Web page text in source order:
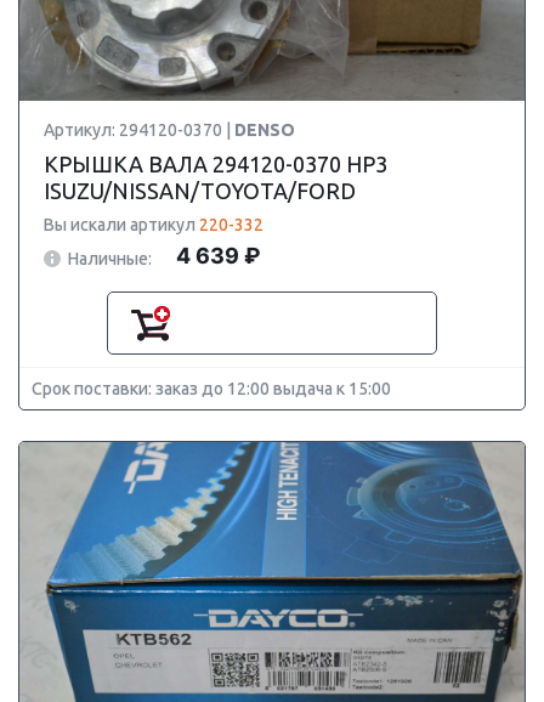
Артикул: 294120-0370 | DENSO
КРЫШКА ВАЛА 294120-0370 HP3
ISUZU/NISSAN/TOYOTA/FORD
Вы искали артикул 220-332
Наличные:
4 639 ₽
Срок поставки: заказ до 12:00 выдача к 15:00